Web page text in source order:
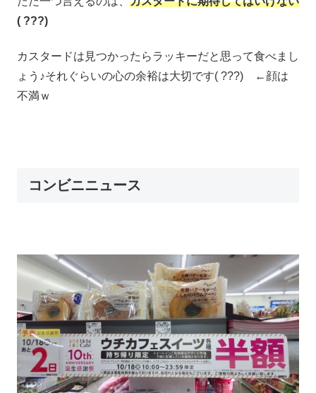
( ???)
カスタードは見つかったらラッキーだと思って食べまし
ょう♪それぐらいの心の余裕は大切です( ???) ←顔は
不満ｗ
コンビニニュース